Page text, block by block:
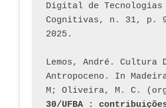
Digital de Tecnologias
Cognitivas, n. 31, p.
2025.
Lemos, André.
Antropoceno. In
M; Oliveira, M. C.
30/UFBA :